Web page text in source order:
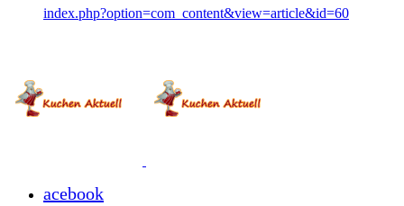
index.php?option=com_content&view=article&id=60
acebook